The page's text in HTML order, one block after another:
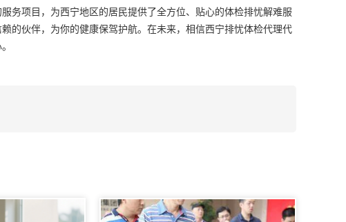
务项目，为西宁地区的居民提供了全方位、贴心的体检排忧解难服
的伙伴，为你的健康保驾护航。在未来，相信西宁排忧体检代理代